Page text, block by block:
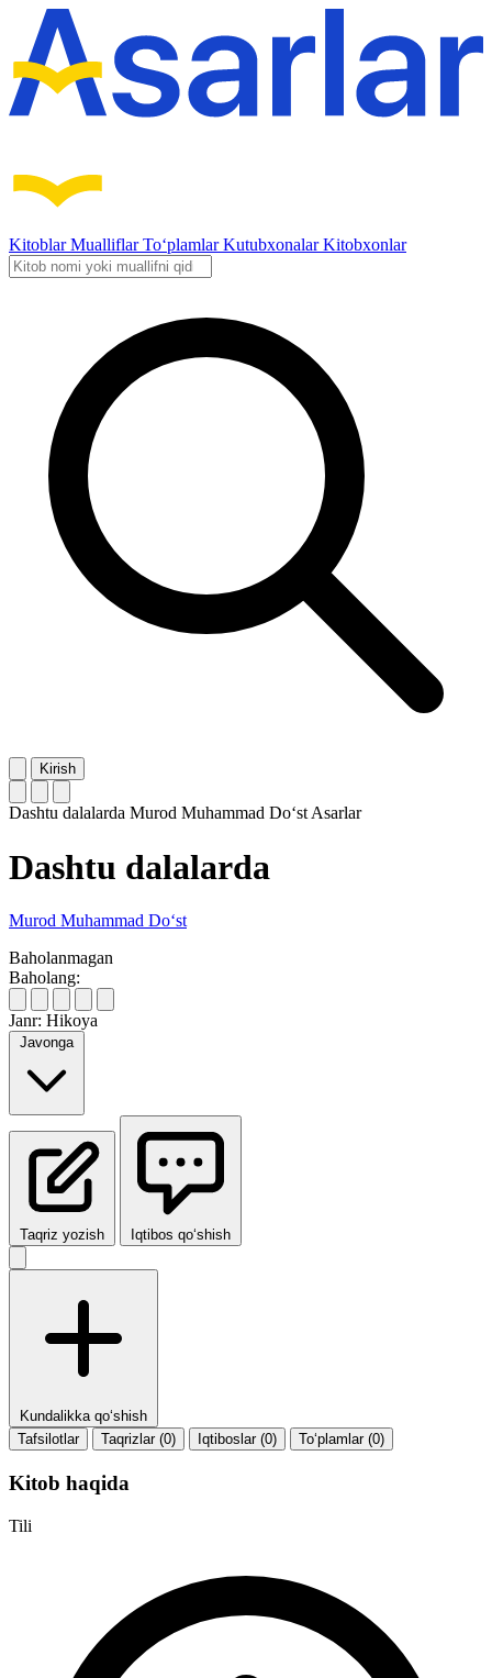
KitoblarMualliflarTo‘plamlarKutubxonalarKitobxonlar
Kirish
Dashtu dalalarda Murod Muhammad Do‘stAsarlar
Dashtu dalalarda
Murod Muhammad Do‘st
Baholanmagan
Baholang:
Janr: Hikoya
Javonga
Taqriz yozish Iqtibos qo‘shish
Kundalikka qo‘shish
Tafsilotlar
Taqrizlar (0) Iqtiboslar (0) To‘plamlar (0)
Kitob haqida
Tili